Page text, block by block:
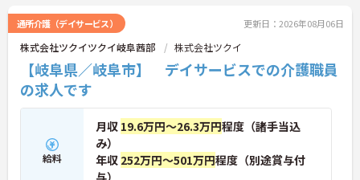
通所介護（デイサービス） 更新日：2026年08月06日
株式会社ツクイツクイ岐阜茜部 株式会社ツクイ
【岐阜県／岐阜市】 デイサービスでの介護職員
の求人です
給料
月収 19.6万円～26.3万円程度（諸手当込
み）
年収 252万円～501万円程度（別途賞与付